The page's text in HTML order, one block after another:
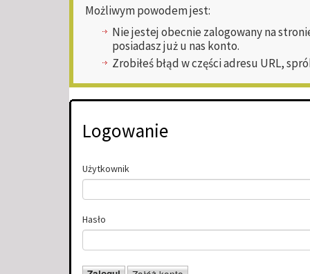
Możliwym powodem jest:
Nie jestej obecnie zalogowany na
posiadasz już u nas konto.
Zrobiłeś błąd w części adresu URL,
Logowanie
Użytkownik
Hasło